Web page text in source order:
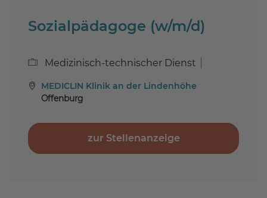
Sozialpädagoge (w/m/d)
Medizinisch-technischer Dienst
MEDICLIN Klinik an der Lindenhöhe
Offenburg
zur Stellenanzeige